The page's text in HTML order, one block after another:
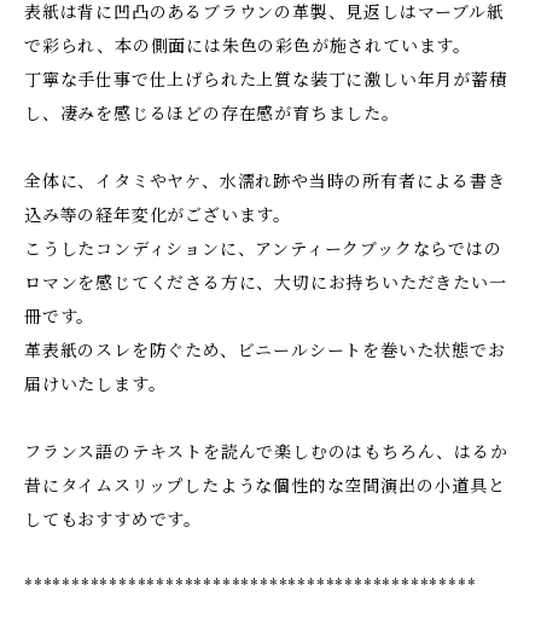
表紙は背に凹凸のあるブラウンの革製、見返しはマーブル紙
で彩られ、本の側面には朱色の彩色が施されています。
丁寧な手仕事で仕上げられた上質な装丁に激しい年月が蓄積
し、凄みを感じるほどの存在感が育ちました。
全体に、イタミやヤケ、水濡れ跡や当時の所有者による書き
込み等の経年変化がございます。
こうしたコンディションに、アンティークブックならではの
ロマンを感じてくださる方に、大切にお持ちいただきたい一
冊です。
革表紙のスレを防ぐため、ビニールシートを巻いた状態でお
届けいたします。
フランス語のテキストを読んで楽しむのはもちろん、はるか
昔にタイムスリップしたような個性的な空間演出の小道具と
してもおすすめです。
************************************************